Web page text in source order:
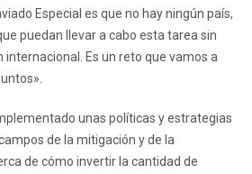
Especial es que no hay ningún país,
puedan llevar a cabo esta tarea sin
internacional. Es un reto que vamos a
unas políticas y estrategias
de la mitigación y de la
de cómo invertir la cantidad de